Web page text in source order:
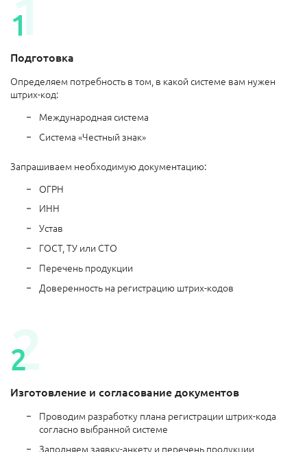
Подготовка
Определяем потребность в том, в какой системе вам нужен
штрих-код:
Международная система
Система «Честный знак»
Запрашиваем необходимую документацию:
ОГРН
ИНН
Устав
ГОСТ, ТУ или СТО
Перечень продукции
Доверенность на регистрацию штрих-кодов
Изготовление и согласование документов
Проводим разработку плана регистрации штрих-кода
согласно выбранной системе
Заполняем заявку-анкету и перечень продукции